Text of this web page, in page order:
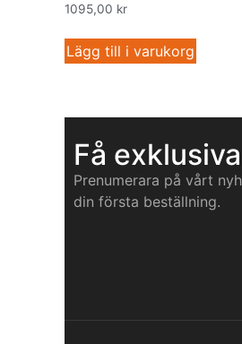
1095,00 kr
Lägg till i varukorg
Få
Prenumerara på vårt
din första beställning.